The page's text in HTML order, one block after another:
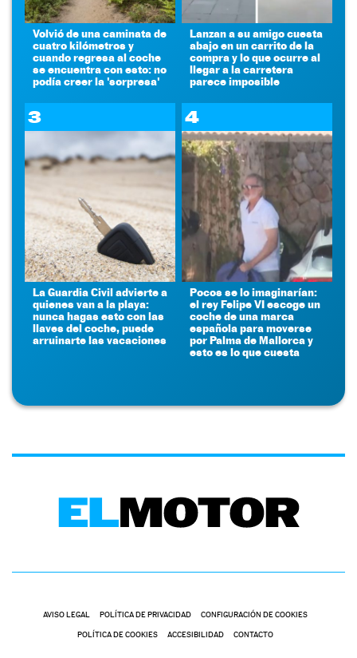
Volvió de una caminata de
cuatro kilómetros y
cuando regresa al coche
se encuentra con esto: no
podía creer la 'sorpresa'
Lanzan a su amigo cuesta
abajo en un carrito de la
compra y lo que ocurre al
llegar a la carretera
parece imposible
3
La Guardia Civil advierte a
quienes van a la playa:
nunca hagas esto con las
llaves del coche, puede
arruinarte las vacaciones
4
Pocos se lo imaginarían:
el rey Felipe VI escoge un
coche de una marca
española para moverse
por Palma de Mallorca y
esto es lo que cuesta
AVISO LEGAL POLÍTICA DE PRIVACIDAD CONFIGURACIÓN DE COOKIES
POLÍTICA DE COOKIES ACCESIBILIDAD CONTACTO